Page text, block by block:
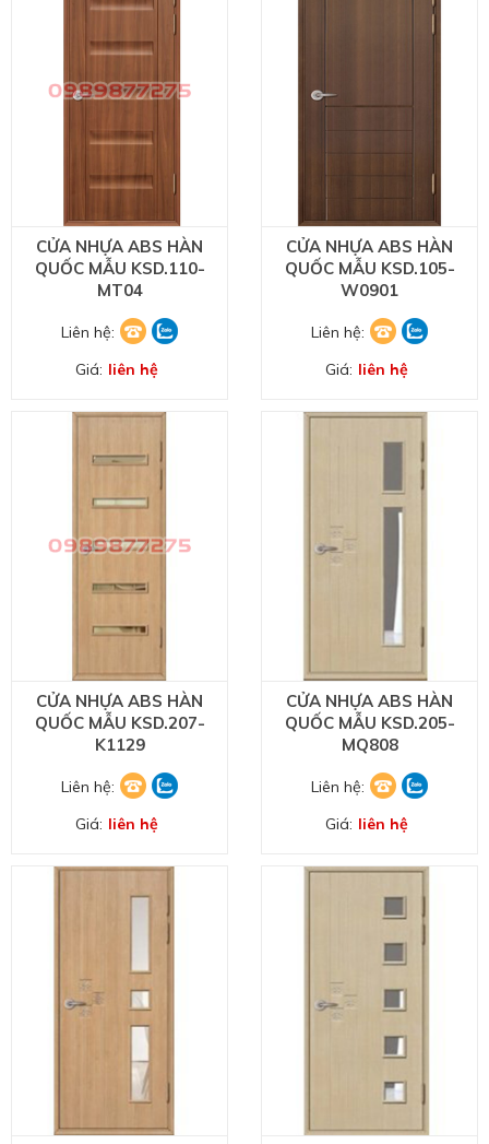
CỬA NHỰA ABS HÀN
QUỐC MẪU KSD.110-
MT04
Liên hệ:
Giá: liên hệ
CỬA NHỰA ABS HÀN
QUỐC MẪU KSD.105-
W0901
Liên hệ:
Giá: liên hệ
CỬA NHỰA ABS HÀN
QUỐC MẪU KSD.207-
K1129
Liên hệ:
Giá: liên hệ
CỬA NHỰA ABS HÀN
QUỐC MẪU KSD.205-
MQ808
Liên hệ:
Giá: liên hệ